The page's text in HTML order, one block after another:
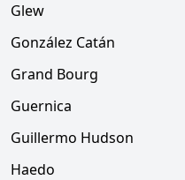
Glew
González Catán
Grand Bourg
Guernica
Guillermo Hudson
Haedo